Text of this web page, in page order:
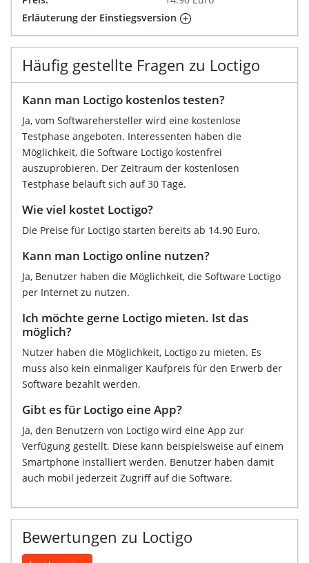
Erläuterung der Einstiegsversion
Häufig gestellte Fragen zu Loctigo
Kann man Loctigo kostenlos testen?
Ja, vom Softwarehersteller wird eine kostenlose
Testphase angeboten. Interessenten haben die
Möglichkeit, die Software Loctigo kostenfrei
auszuprobieren. Der Zeitraum der kostenlosen
Testphase beläuft sich auf 30 Tage.
Wie viel kostet Loctigo?
Die Preise für Loctigo starten bereits ab 14.90 Euro.
Kann man Loctigo online nutzen?
Ja, Benutzer haben die Möglichkeit, die Software Loctigo
per Internet zu nutzen.
Ich möchte gerne Loctigo mieten. Ist das
möglich?
Nutzer haben die Möglichkeit, Loctigo zu mieten. Es
muss also kein einmaliger Kaufpreis für den Erwerb der
Software bezahlt werden.
Gibt es für Loctigo eine App?
Ja, den Benutzern von Loctigo wird eine App zur
Verfügung gestellt. Diese kann beispielsweise auf einem
Smartphone installiert werden. Benutzer haben damit
auch mobil jederzeit Zugriff auf die Software.
Bewertungen zu Loctigo